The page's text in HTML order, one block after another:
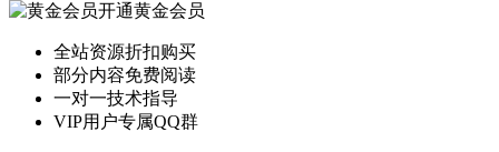
开通黄金会员
全站资源折扣购买
部分内容免费阅读
一对一技术指导
VIP用户专属QQ群